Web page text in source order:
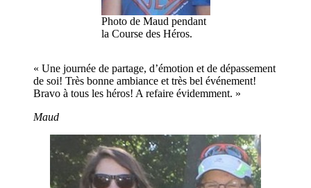
Photo de Maud pendant
la Course des Héros.
« Une journée de partage, d’émotion et de dépassement
de soi! Très bonne ambiance et très bel événement!
Bravo à tous les héros! A refaire évidemment. »
Maud